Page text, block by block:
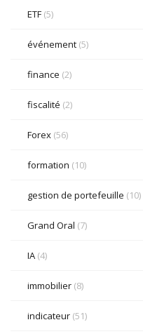
ETF (5)
événement (5)
finance (2)
fiscalité (2)
Forex (56)
formation (10)
gestion de portefeuille (10)
Grand Oral (7)
IA (4)
immobilier (8)
indicateur (51)